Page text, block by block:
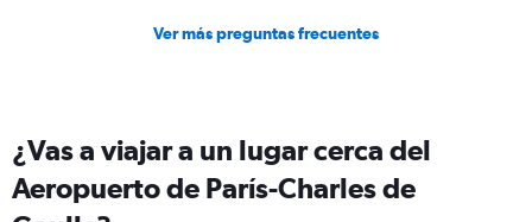
Ver más preguntas frecuentes
¿Vas a viajar a un lugar cerca del
Aeropuerto de París-Charles de